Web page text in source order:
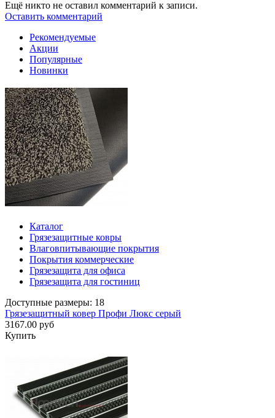
Ещё никто не оставил комментарий к записи.
Оставить комментарий
Рекомендуемые
Акции
Популярные
Новинки
Каталог
Грязезащитные ковры
Влаговпитывающие покрытия
Покрытия коммерческие
Грязезащита для офиса
Грязезащита для гостиниц
Доступные размеры: 18
Грязезащитный ковер Профи Люкс серый
3167.00 руб
Купить